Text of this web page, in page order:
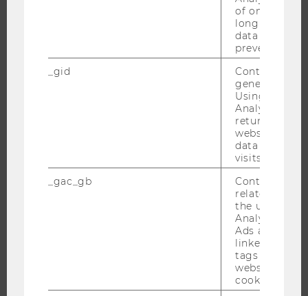
ANGEBOTE FÜR SCHULEN UND STUDIENINTERESSIERTE
ORGANISATION DER FORSCHUNG
of once per
long as it is
data
prevented.
_gid
Contains a
generated
Using this
Analytics can
returning
website and
data from
visits.
_gac_gb
Contains
related
the user. If
Analytics and
Ads accounts
linked, the
tags on the
website read
cookie.